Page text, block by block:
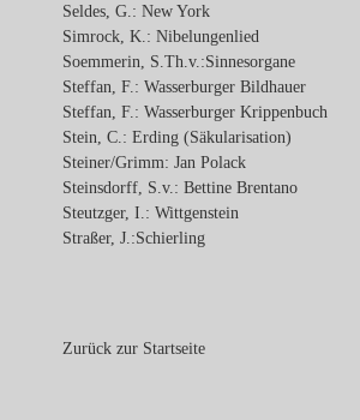
Seldes, G.: New York
Simrock, K.: Nibelungenlied
Soemmerin, S.Th.v.:Sinnesorgane
Steffan, F.: Wasserburger Bildhauer
Steffan, F.: Wasserburger Krippenbuch
Stein, C.: Erding (Säkularisation)
Steiner/Grimm: Jan Polack
Steinsdorff, S.v.: Bettine Brentano
Steutzger, I.: Wittgenstein
Straßer, J.:Schierling
Zurück zur Startseite